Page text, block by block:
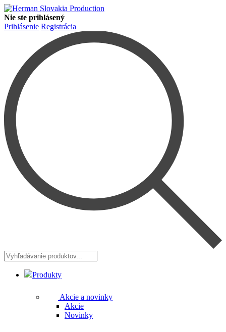
Nie ste prihlásený
Prihlásenie Registrácia
Vyhľadávanie
produktov...
Produkty
Akcie a novinky
Akcie
Novinky